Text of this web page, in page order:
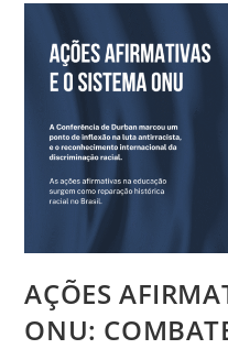
AÇÕES
ONU: